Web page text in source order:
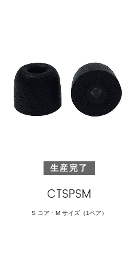
生産完了
CTSPSM
S コア・M サイズ（1ペア）